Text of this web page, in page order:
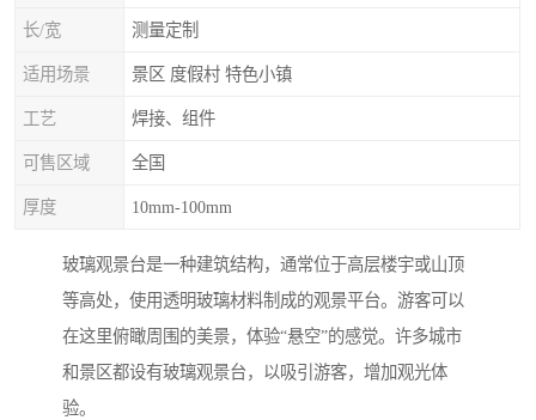
长/宽 测量定制
适用场景 景区 度假村 特色小镇
工艺 焊接、组件
可售区域 全国
厚度 10mm-100mm
玻璃观景台是一种建筑结构，通常位于高层楼宇或山顶
等高处，使用透明玻璃材料制成的观景平台。游客可以
在这里俯瞰周围的美景，体验“悬空”的感觉。许多城市
和景区都设有玻璃观景台，以吸引游客，增加观光体
验。